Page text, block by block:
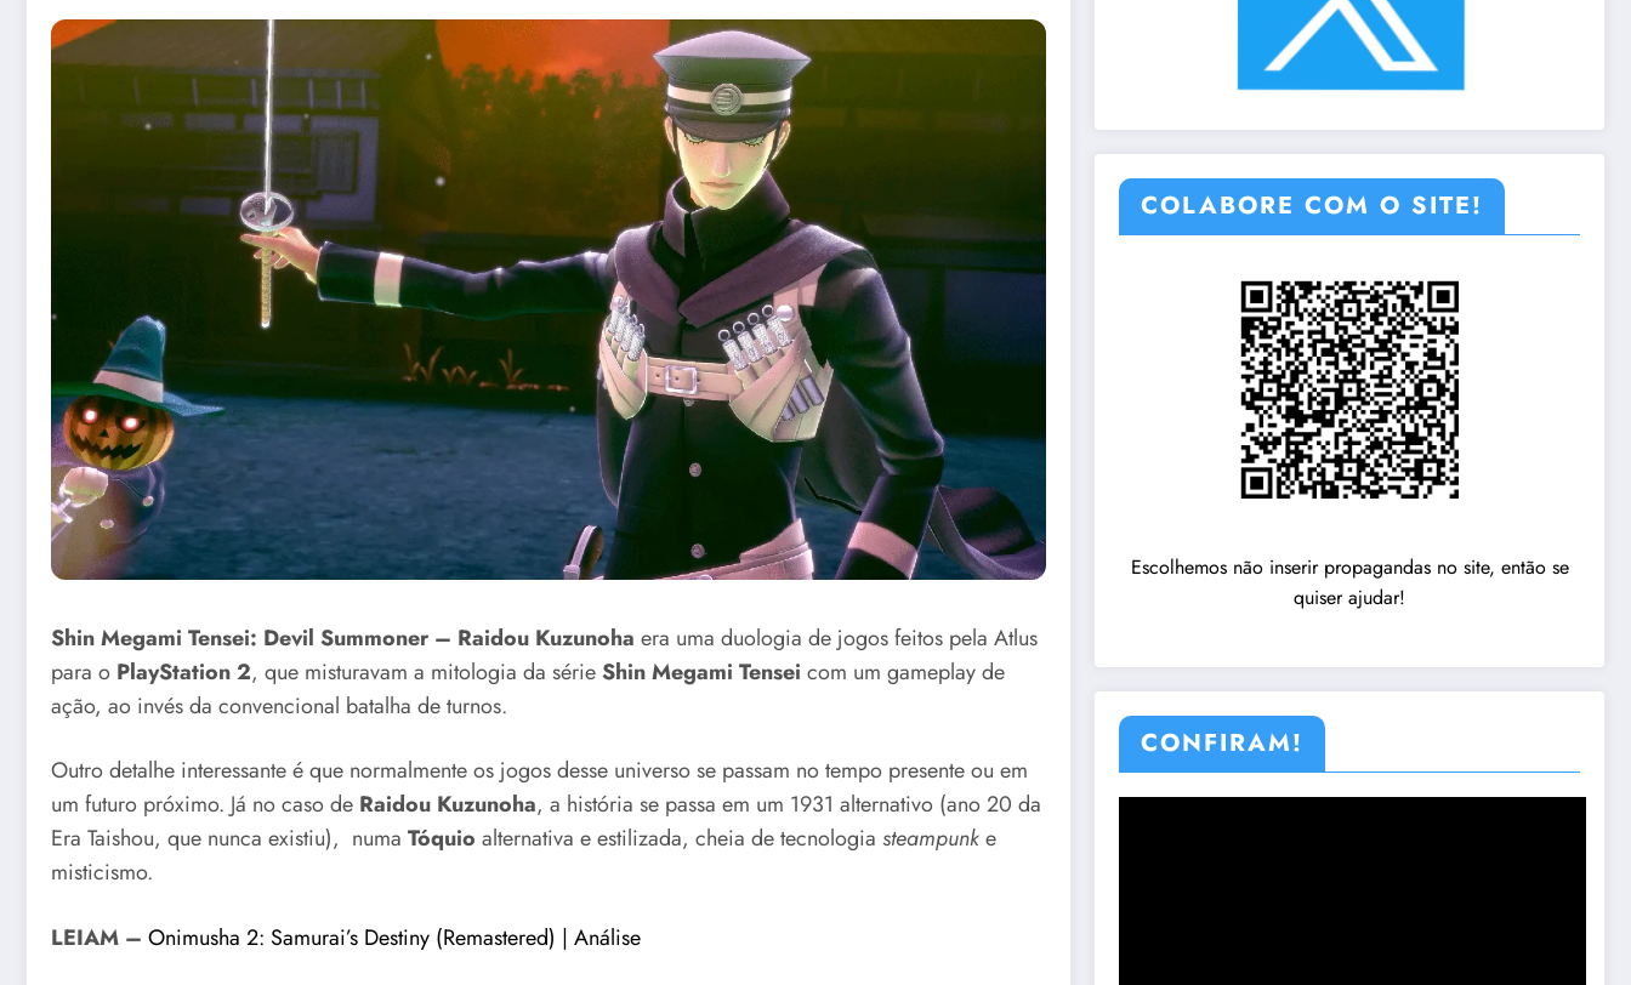
Shin Megami Tensei: Devil Summoner – Raidou Kuzunoha era uma duologia de jogos feitos pela Atlus
para o PlayStation 2, que misturavam a mitologia da sérieShin Megami Tensei com um gameplay de
ação, ao invés da convencional batalha de turnos.
Outro detalhe interessante é que normalmente os jogos desse universo se passam no tempo presente ou em
um futuro próximo. Já no caso de Raidou Kuzunoha, a história se passa em um 1931 alternativo (ano 20 da
Era Taishou, que nunca existiu), numa Tóquio alternativa e estilizada, cheia de tecnologia steampunke
misticismo.
LEIAM – Onimusha 2: Samurai’s Destiny (Remastered) | Análise
COLABORE COM O SITE!
Escolhemos não inserir propagandas no site, então se
quiser ajudar!
CONFIRAM!